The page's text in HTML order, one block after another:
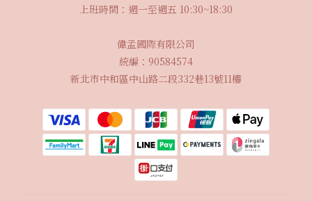
上班時間：週一至週五 10:30~18:30
偉孟國際有限公司
統編：90584574
新北市中和區中山路二段332巷13號11樓